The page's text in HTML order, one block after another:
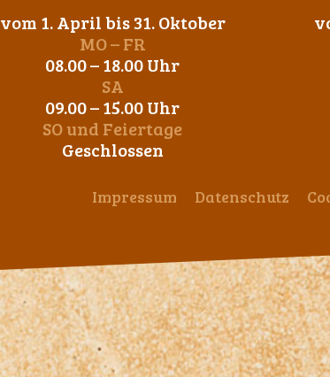
vom 1. April bis 31. Oktober
MO – FR
08.00 – 18.00 Uhr
SA
09.00 – 15.00 Uhr
SO und Feiertage
Geschlossen
Impressum Datenschutz